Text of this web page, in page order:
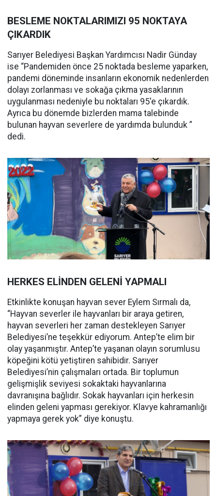
BESLEME NOKTALARIMIZI 95 NOKTAYA
ÇIKARDIK
Sarıyer Belediyesi Başkan Yardımcısı Nadir Günday
ise “Pandemiden önce 25 noktada besleme yaparken,
pandemi döneminde insanların ekonomik nedenlerden
dolayı zorlanması ve sokağa çıkma yasaklarının
uygulanması nedeniyle bu noktaları 95'e çıkardık.
Ayrıca bu dönemde bizlerden mama talebinde
bulunan hayvan severlere de yardımda bulunduk ”
dedi.
HERKES ELİNDEN GELENİ YAPMALI
Etkinlikte konuşan hayvan sever Eylem Sırmalı da,
“Hayvan severler ile hayvanları bir araya getiren,
hayvan severleri her zaman destekleyen Sarıyer
Belediyesi’ne teşekkür ediyorum. Antep’te elim bir
olay yaşanmıştır. Antep’te yaşanan olayın sorumlusu
köpeğini kötü yetiştiren sahibidir. Sarıyer
Belediyesi’nin çalışmaları ortada. Bir toplumun
gelişmişlik seviyesi sokaktaki hayvanlarına
davranışına bağlıdır. Sokak hayvanları için herkesin
elinden geleni yapması gerekiyor. Klavye kahramanlığı
yapmaya gerek yok” diye konuştu.